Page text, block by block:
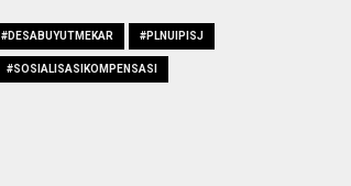
#DESABUYUTMEKAR #PLNUIPISJ
#SOSIALISASIKOMPENSASI